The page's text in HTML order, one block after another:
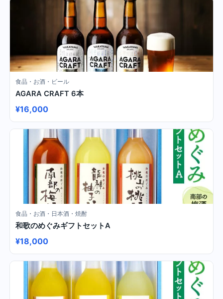
食品・お酒・ビール
AGARA CRAFT 6本
¥16,000
食品・お酒・日本酒・焼酎
和歌のめぐみギフトセットA
¥18,000